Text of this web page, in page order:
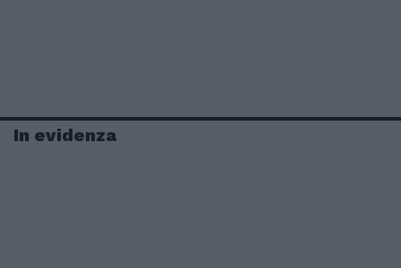
In evidenza